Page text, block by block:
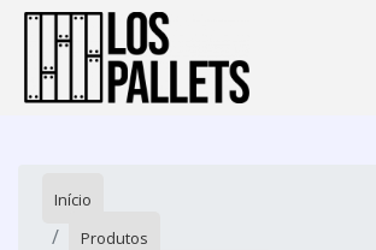
Início
Produtos